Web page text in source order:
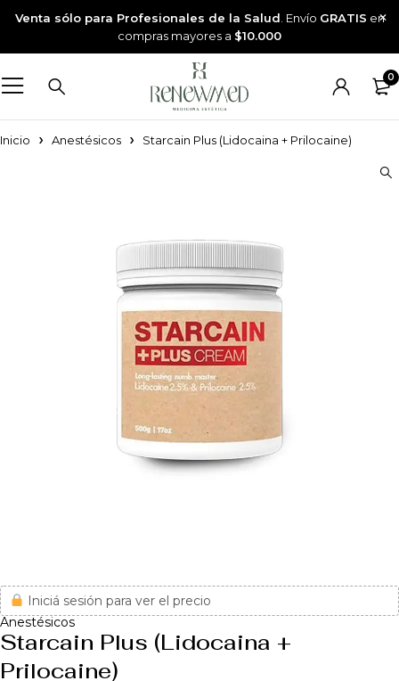
Venta sólo para Profesionales de la Salud . Envío GRATIS en
compras mayores a $10.000
0
Inicio Anestésicos Starcain Plus (Lidocaina + Prilocaine)
Iniciá sesión para ver el precio
Anestésicos
Starcain Plus (Lidocaina +
Prilocaine)